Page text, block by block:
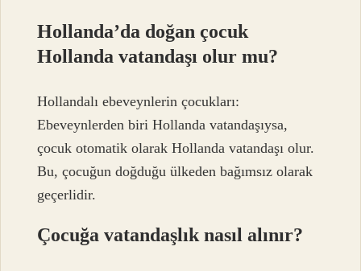
Hollanda’da doğan çocuk
Hollanda vatandaşı olur mu?
Hollandalı ebeveynlerin çocukları:
Ebeveynlerden biri Hollanda vatandaşıysa,
çocuk otomatik olarak Hollanda vatandaşı olur.
Bu, çocuğun doğduğu ülkeden bağımsız olarak
geçerlidir.
Çocuğa vatandaşlık nasıl alınır?